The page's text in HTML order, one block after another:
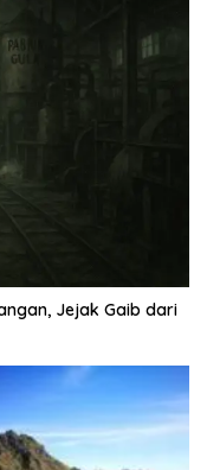
Jejak Gaib dari